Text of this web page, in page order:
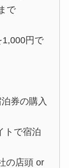
で
1,000円で
券の購入
トで宿泊
の店頭 or